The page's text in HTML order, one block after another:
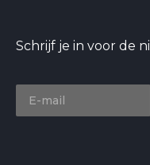
Schrijf je in voor de